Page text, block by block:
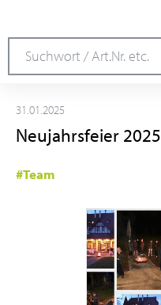
31.01.2025
Neujahrsfeier 2025
#Team